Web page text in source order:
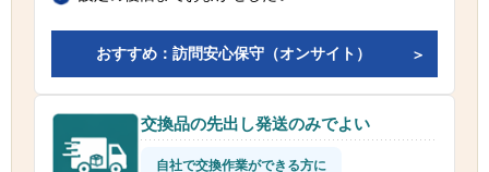
おすすめ：訪問安心保守（オンサイト）
交換品の先出し発送のみでよい
自社で交換作業ができる方に